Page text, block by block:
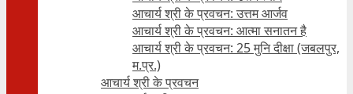
आचार्य श्री के प्रवचन: उत्तम आर्जव
आचार्य श्री के प्रवचन: आत्मा सनातन है
आचार्य श्री के प्रवचन: 25 मुनि दीक्षा (जबलपुर,
म.प्र.)
आचार्य श्री के प्रवचन